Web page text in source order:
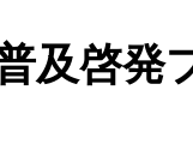
及啓発